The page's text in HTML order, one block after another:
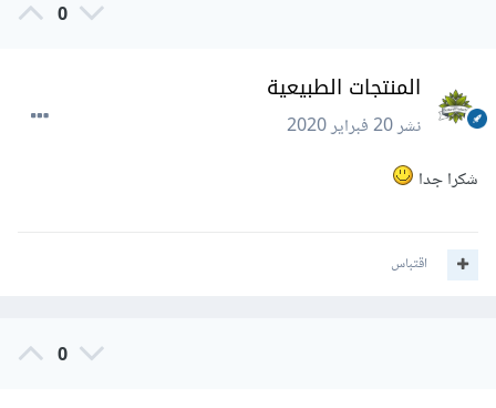
0
المنتجات الطبيعية
نشر20 فبراير 2020
شكرا جدا
اقتباس
0